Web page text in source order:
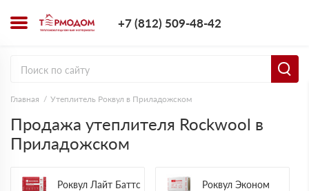
+7 (812) 509-48-42
Главная Утеплитель Роквул в Приладожском
Продажа утеплителя Rockwool в
Приладожском
Роквул Лайт Баттс Роквул Эконом